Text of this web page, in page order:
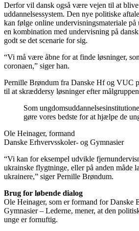
Derfor vil dansk også være vejen til at
uddannelsessystem. Den nye politiske
kan følge online undervisningsmateriale
en kombination med undervisning på
godt se det scenarie for sig.
“Vi må være åbne for at finde løsninger,
coronaen,” siger han.
Pernille Brøndum fra Danske Hf og VUC
til at skræddersy løsninger efter
Som
gøre vores bedste for at hjælpe de
Ole Heinager, formand
Danske Erhvervsskoler- og Gymnasier
“Vi kan for eksempel udvikle
ukrainske flygtninge, eller på anden måde
ukrainere,” siger Pernille Brøndum.
Brug for løbende dialog
Ole Heinager, som er formand for Danske
Gymnasier – Lederne, mener, at den
unge er fornuftig.